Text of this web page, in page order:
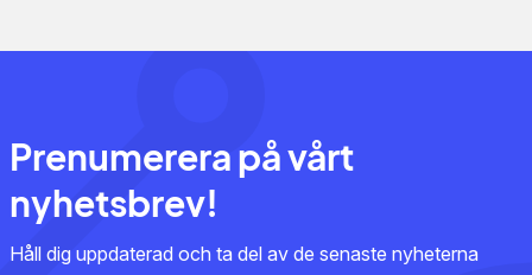
Prenumerera på vårt
nyhetsbrev!
Håll dig uppdaterad och ta del av de senaste nyheterna